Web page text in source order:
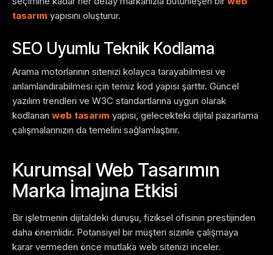
tasarım yapısını oluşturur.
SEO Uyumlu Teknik Kodlama
Arama motorlarının sitenizi kolayca tarayabilmesi ve
anlamlandırabilmesi için temiz kod yapısı şarttır. Güncel
yazılım trendleri ve W3C standartlarına uygun olarak
kodlanan web tasarım yapısı, gelecekteki dijital pazarlama
çalışmalarınızın da temelini sağlamlaştırır.
Kurumsal Web Tasarımın
Marka İmajına Etkisi
Bir işletmenin dijitaldeki duruşu, fiziksel ofisinin prestijinden
daha önemlidir. Potansiyel bir müşteri sizinle çalışmaya
karar vermeden önce mutlaka web sitenizi inceler.